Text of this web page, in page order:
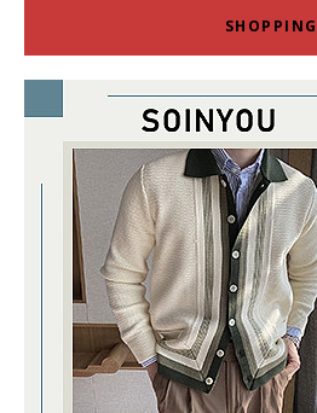
SHOPPING